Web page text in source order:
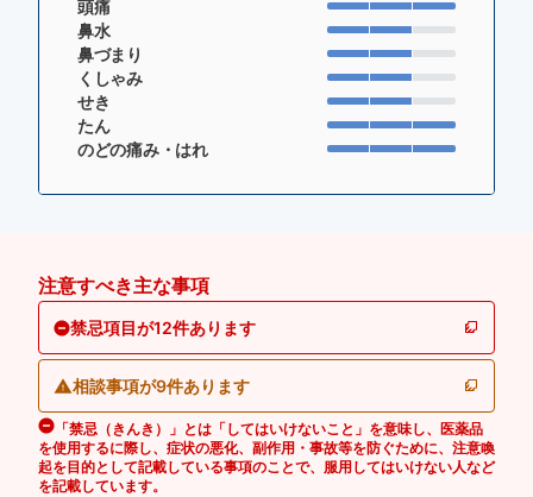
頭痛
鼻水
鼻づまり
くしゃみ
せき
たん
のどの痛み・はれ
注意すべき主な事項
禁忌項目が12件あります
相談事項が9件あります
「禁忌（きんき）」とは「してはいけないこと」を意味し、医薬品
を使用するに際し、症状の悪化、副作用・事故等を防ぐために、注意喚
起を目的として記載している事項のことで、服用してはいけない人など
を記載しています。